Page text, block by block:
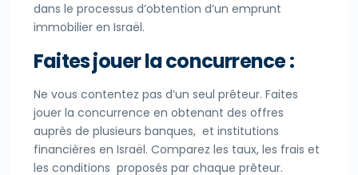
dans le processus d’obtention d’un emprunt
immobilier en Israël.
Faites jouer la concurrence :
Ne vous contentez pas d’un seul prêteur. Faites
jouer la concurrence en obtenant des offres
auprès de plusieurs banques, et institutions
financières en Israël. Comparez les taux, les frais et
les conditions proposés par chaque prêteur.